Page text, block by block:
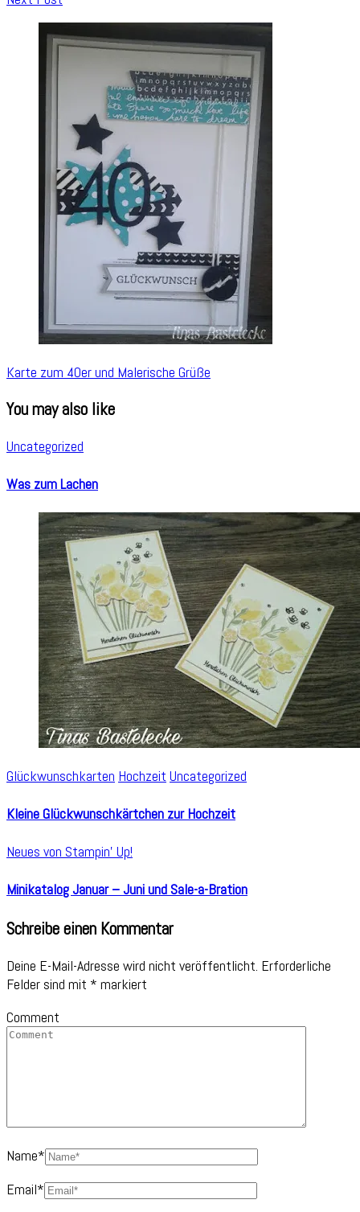
Karte zum 40er und Malerische Grüße
You may also like
Uncategorized
Was zum Lachen
Glückwunschkarten Hochzeit Uncategorized
Kleine Glückwunschkärtchen zur Hochzeit
Neues von Stampin' Up!
Minikatalog Januar – Juni und Sale-a-Bration
Schreibe einen Kommentar
Deine E-Mail-Adresse wird nicht veröffentlicht. Erforderliche
Felder sind mit * markiert
Comment
Name*
Email*